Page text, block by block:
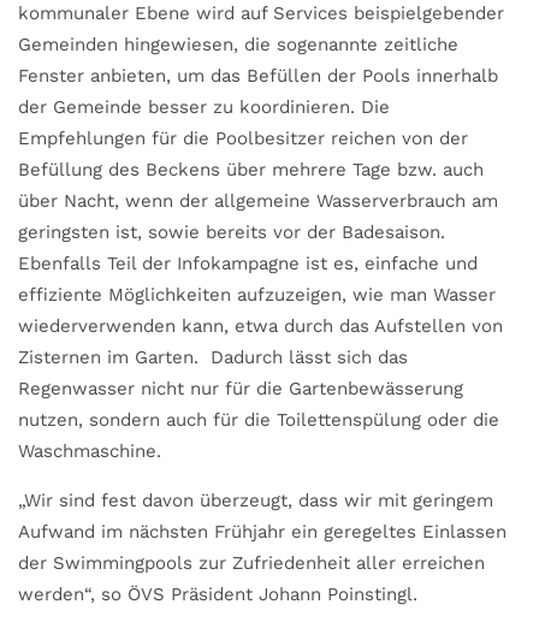
kommunaler Ebene wird auf Services beispielgebender
Gemeinden hingewiesen, die sogenannte zeitliche
Fenster anbieten, um das Befüllen der Pools innerhalb
der Gemeinde besser zu koordinieren. Die
Empfehlungen für die Poolbesitzer reichen von der
Befüllung des Beckens über mehrere Tage bzw. auch
über Nacht, wenn der allgemeine Wasserverbrauch am
geringsten ist, sowie bereits vor der Badesaison.
Ebenfalls Teil der Infokampagne ist es, einfache und
effiziente Möglichkeiten aufzuzeigen, wie man Wasser
wiederverwenden kann, etwa durch das Aufstellen von
Zisternen im Garten. Dadurch lässt sich das
Regenwasser nicht nur für die Gartenbewässerung
nutzen, sondern auch für die Toilettenspülung oder die
Waschmaschine.
„Wir sind fest davon überzeugt, dass wir mit geringem
Aufwand im nächsten Frühjahr ein geregeltes Einlassen
der Swimmingpools zur Zufriedenheit aller erreichen
werden“, so ÖVS Präsident Johann Poinstingl.